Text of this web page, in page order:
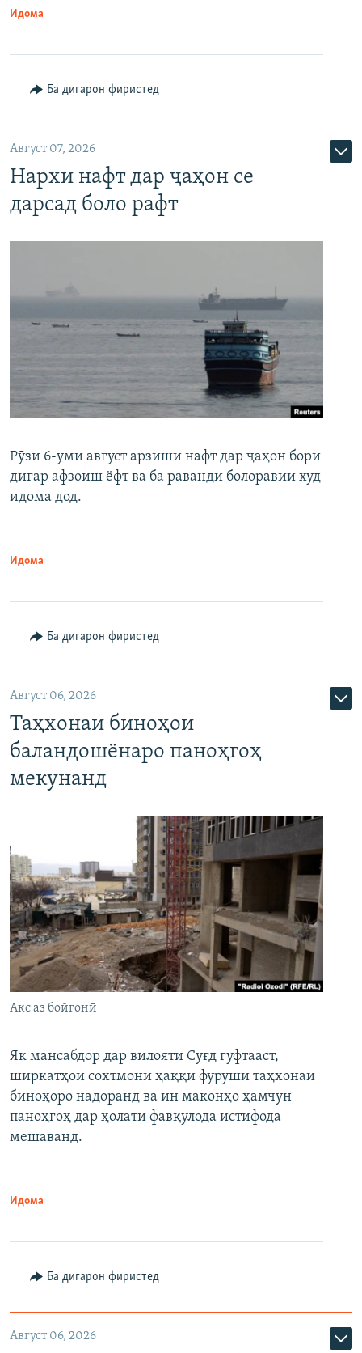
Идома
Ба дигарон фиристед
Август 07, 2026
Нархи нафт дар ҷаҳон се
дарсад боло рафт
Рӯзи 6-уми август арзиши нафт дар ҷаҳон бори
дигар афзоиш ёфт ва ба раванди болоравии худ
идома дод.
Идома
Ба дигарон фиристед
Август 06, 2026
Таҳхонаи биноҳои
баландошёнаро паноҳгоҳ
мекунанд
Акс аз бойгонӣ
Як мансабдор дар вилояти Суғд гуфтааст,
ширкатҳои сохтмонӣ ҳаққи фурӯши таҳхонаи
биноҳоро надоранд ва ин маконҳо ҳамчун
паноҳгоҳ дар ҳолати фавқулода истифода
мешаванд.
Идома
Ба дигарон фиристед
Август 06, 2026